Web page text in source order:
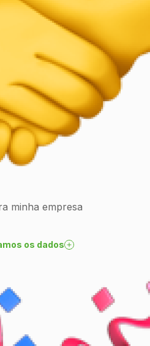
minha empresa
os dados